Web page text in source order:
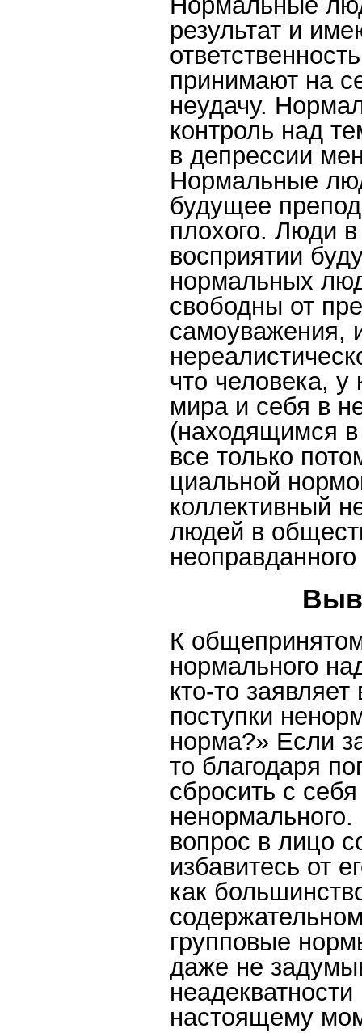
результат и
принимают на
неудачу.
контроль над
в депрессии
Нормальные
будущее
плохого. Люди
восприятии
нормальных
свободны от
самоуважения,
что человека, у
мира и себя в
(находящимся в
все только
циальной
коллективный
людей в
К
нормального
кто-то
поступки
норма?» Если
то благодаря
сбросить с
вопрос в лицо
избавитесь от
как
групповые
даже не
настоящему